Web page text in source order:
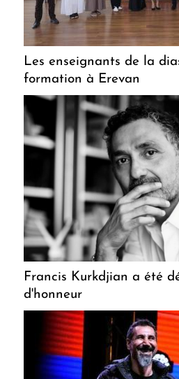
Les enseignants de la
formation à Erevan
Francis Kurkdjian a été
d'honneur